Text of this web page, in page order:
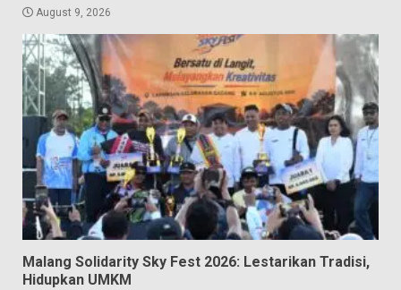
August 9, 2026
Malang Solidarity Sky Fest 2026: Lestarikan Tradisi,
Hidupkan UMKM